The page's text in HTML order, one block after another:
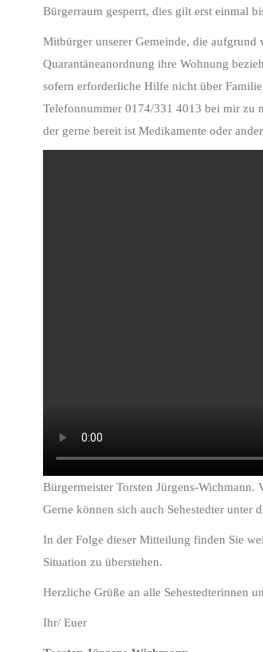
Bürgerraum gesperrt, dies gilt erst einmal
Mitbürger unserer Gemeinde, die
Quarantäneanordnung ihre Wohnung
sofern erforderliche Hilfe nicht über
Telefonnummer 0174/331 4013 bei mir zu
der gerne bereit ist Medikamente oder
Bürgermeister Torsten Jürgens-Wichmann.
Gerne können sich auch Sehestedter unter
In der Folge dieser Mitteilung finden Sie
Situation zu überstehen.
Herzliche Grüße an alle Sehestedterinnen
Ihr/ Euer